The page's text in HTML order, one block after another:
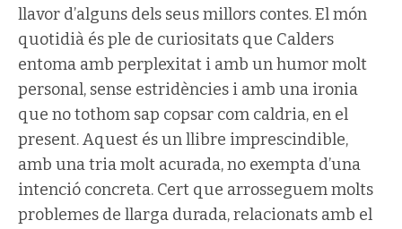
llavor d’alguns dels seus millors contes. El món
quotidià és ple de curiositats que Calders
entoma amb perplexitat i amb un humor molt
personal, sense estridències i amb una ironia
que no tothom sap copsar com caldria, en el
present. Aquest és un llibre imprescindible,
amb una tria molt acurada, no exempta d’una
intenció concreta. Cert que arrosseguem molts
problemes de llarga durada, relacionats amb el